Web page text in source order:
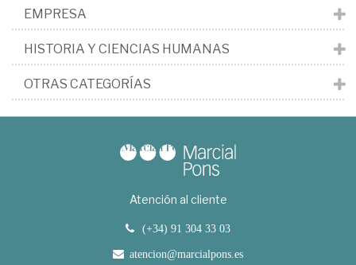
EMPRESA
HISTORIA Y CIENCIAS HUMANAS
OTRAS CATEGORÍAS
Atención al cliente
(+34) 91 304 33 03
atencion@marcialpons.es